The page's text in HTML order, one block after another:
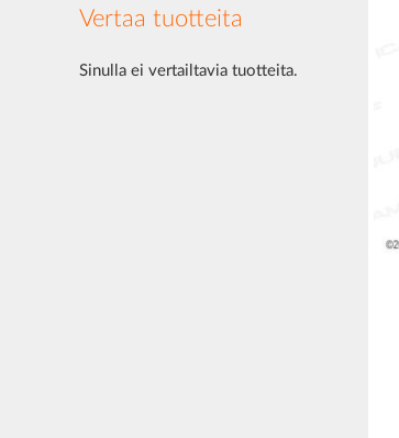
Vertaa tuotteita
Sinulla ei vertailtavia tuotteita.